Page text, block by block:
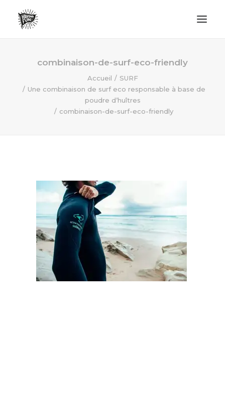
LIFESTYLE
ECO FRIENDLY
combinaison-de-surf-eco-friendly
Accueil
SURF
Une combinaison de surf eco responsable à base de
poudre d’huîtres
combinaison-de-surf-eco-friendly